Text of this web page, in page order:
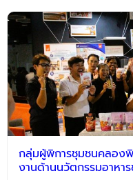
กลุ่มผู้พิการชุมชนคลอง
งานด้านนวัตกรรมอาหา